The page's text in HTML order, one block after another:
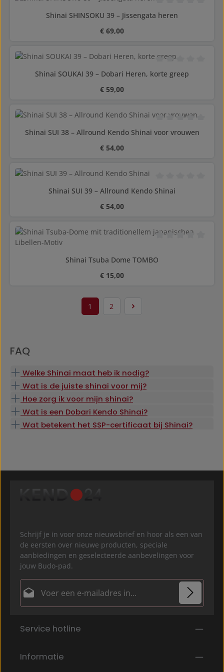
Gemiddelde
Shinai SHINSOKU 39 – Jissengata heren
Normale prijs:
€ 69,00
Gemiddelde
Shinai SOUKAI 39 – Dobari Heren, korte greep
Normale prijs:
€ 59,00
Gemiddelde
Shinai SUI 38 – Allround Kendo Shinai voor vrouwen
Normale prijs:
€ 54,00
Gemiddelde
Shinai SUI 39 – Allround Kendo Shinai
Normale prijs:
€ 54,00
Shinai Tsuba Dome TOMBO
Normale prijs:
€ 15,00
Pagina
1 Pagina
2
FAQ
Welke Shinai maat heb ik nodig?
Wat is de juiste shinai voor mij?
Hoe zorg ik voor mijn shinai?
Wat is een Dobari Kendo Shinai?
Wat betekent het SSP-certificaat bij Shinai?
Schrijf je in voor onze nieuwsbrief en hoor als een van
de eersten over nieuwe producten, speciale
aanbiedingen en geselecteerde aanbevelingen voor
jouw Budo-pad.
E-mailadres*
Door doorgaan te selecteren, bevestigt u dat u onze
algemene voorwaarden
Velden gemarkeerd met asterisks (*) zijn verplicht.
Service hotline
Informatie